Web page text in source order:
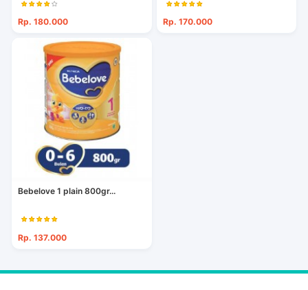
Rp. 180.000 Rp. 170.000
Bebelove 1 plain 800gr...
Rp. 137.000